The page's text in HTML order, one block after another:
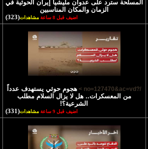
المسلحة سترد على عدوان مليشيا إيران الحوثية في
الزمان والمكان المناسبين
اضيف قبل 8 ساعة مشاهدات(323)
/?no=127470&ac=vd >
هجوم حوثي يستهدف عدداً
من المعسكرات.. هل لا يزال السلام مطلب
الشرعية؟!
اضيف قبل 9 ساعة مشاهدات(331)